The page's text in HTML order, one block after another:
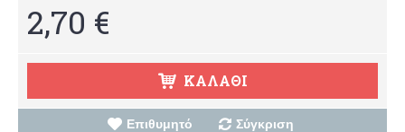
2,70 €
ΚΑΛΆΘΙ
Επιθυμητό Σύγκριση